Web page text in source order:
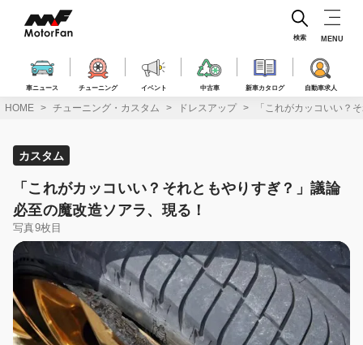
ス
車ニュース チューニング イベント 中古車 新車カタログ 自動車求人
検索 MENU
HOME チューニング・カスタム ドレスアップ 「これがカッコいい？
カスタム
「これがカッコいい？それともやりすぎ？」議論
必至の魔改造ソアラ、現る！
写真9枚目